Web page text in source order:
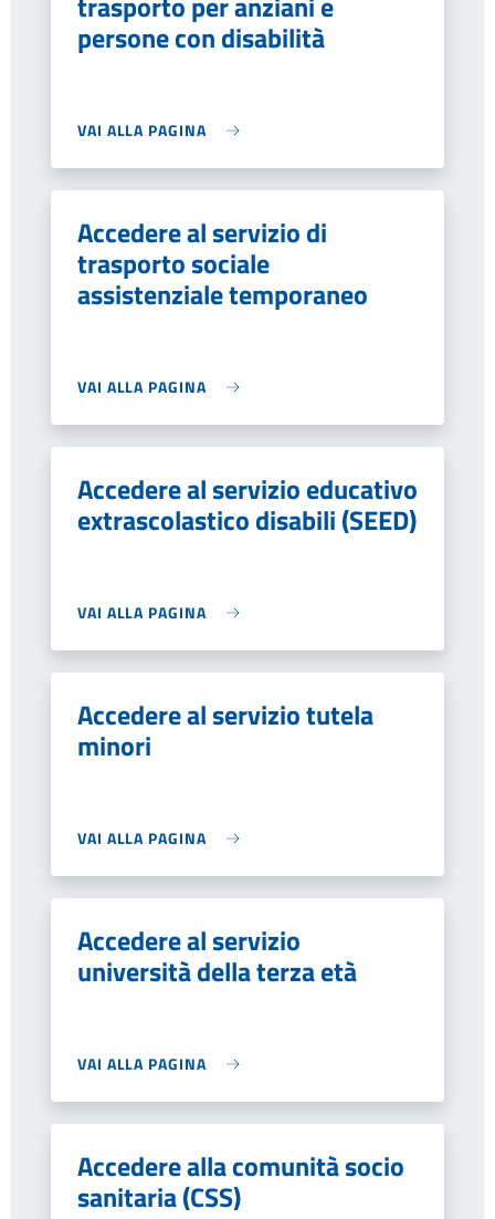
persone con disabilità
VAI ALLA PAGINA
Accedere al servizio di
trasporto sociale
assistenziale temporaneo
VAI ALLA PAGINA
Accedere al servizio educativo
extrascolastico disabili (SEED)
VAI ALLA PAGINA
Accedere al servizio tutela
minori
VAI ALLA PAGINA
Accedere al servizio
università della terza età
VAI ALLA PAGINA
Accedere alla comunità socio
sanitaria (CSS)